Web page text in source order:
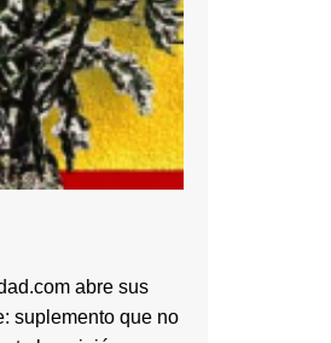
abre sus
suplemento que no